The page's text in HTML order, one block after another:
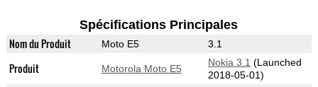
Spécifications Principales
Nom du Produit Moto E5 3.1
Produit Motorola Moto E5
Nokia 3.1 (Launched
2018-05-01)